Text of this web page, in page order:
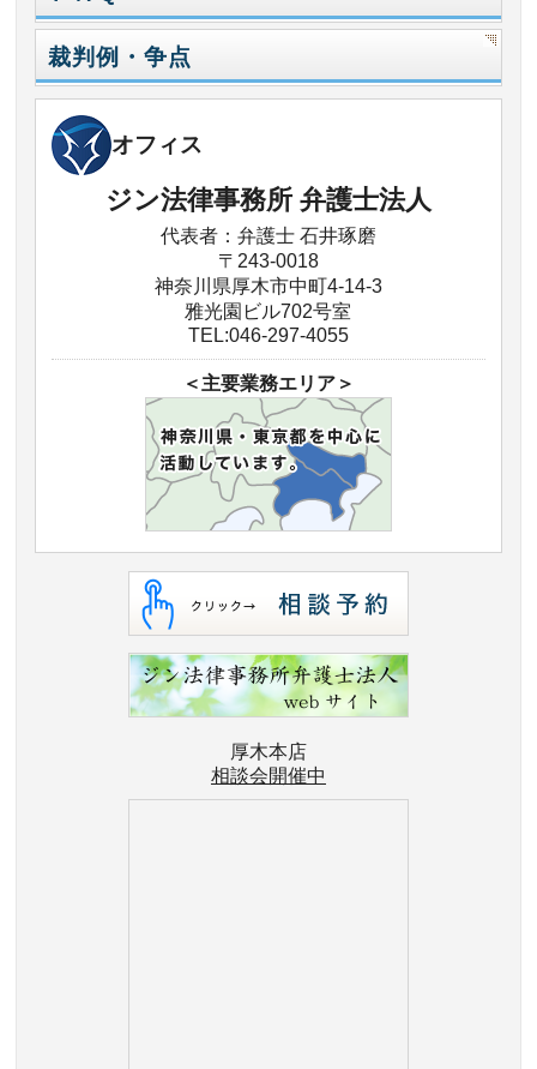
裁判例・争点
オフィス
ジン法律事務所 弁護士法人
代表者：弁護士 石井琢磨
〒243-0018
神奈川県厚木市中町4-14-3
雅光園ビル702号室
TEL:046-297-4055
＜主要業務エリア＞
厚木本店
相談会開催中